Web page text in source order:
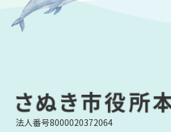
法人番号8000020372064